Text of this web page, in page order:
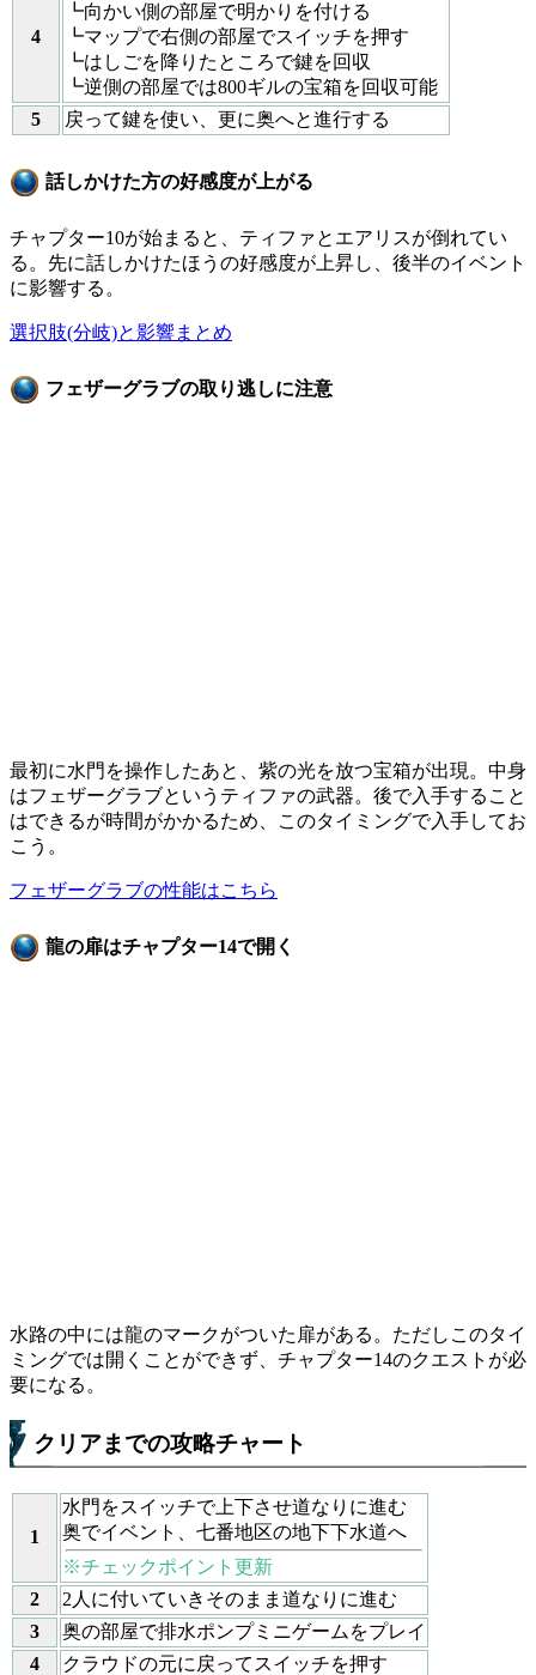
4
┗向かい側の部屋で明かりを付ける
┗マップで右側の部屋でスイッチを押す
┗はしごを降りたところで鍵を回収
┗逆側の部屋では800ギルの宝箱を回収可能
5
戻って鍵を使い、更に奥へと進行する
話しかけた方の好感度が上がる
チャプター10が始まると、ティファとエアリスが倒れてい
る。先に話しかけたほうの好感度が上昇し、後半のイベント
に影響する。
選択肢(分岐)と影響まとめ
フェザーグラブの取り逃しに注意
最初に水門を操作したあと、紫の光を放つ宝箱が出現。中身
はフェザーグラブというティファの武器。後で入手すること
はできるが時間がかかるため、このタイミングで入手してお
こう。
フェザーグラブの性能はこちら
龍の扉はチャプター14で開く
水路の中には龍のマークがついた扉がある。ただしこのタイ
ミングでは開くことができず、チャプター14のクエストが必
要になる。
クリアまでの攻略チャート
1
水門をスイッチで上下させ道なりに進む
奥でイベント、七番地区の地下下水道へ
※チェックポイント更新
2
2人に付いていきそのまま道なりに進む
3
奥の部屋で排水ポンプミニゲームをプレイ
4
クラウドの元に戻ってスイッチを押す